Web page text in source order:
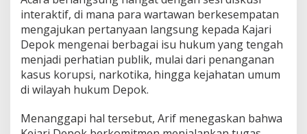
g
a
k
a
n
H
u
m
interaktif, di mana para wartawan berkesempatan
mengajukan pertanyaan langsung kepada Kajari
Depok mengenai berbagai isu hukum yang tengah
menjadi perhatian publik, mulai dari penanganan
kasus korupsi, narkotika, hingga kejahatan umum
di wilayah hukum Depok.
Menanggapi hal tersebut, Arif menegaskan bahwa